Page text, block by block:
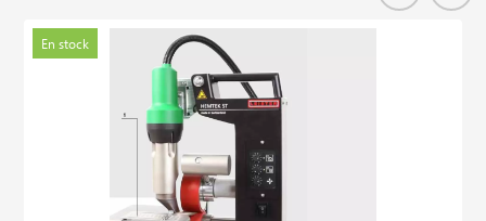
En stock